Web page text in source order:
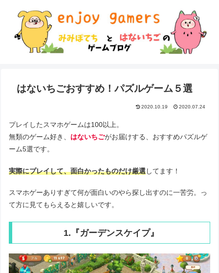
はないちごおすすめ！パズルゲーム５選
2020.10.19 2020.07.24
プレイしたスマホゲームは100以上。
無類のゲーム好き、 はないちごがお届けする、おすすめパズルゲ
ーム5選です。
実際にプレイして、面白かったものだけ厳選してます！
スマホゲーありすぎて何が面白いのやら探し出すのに一苦労。っ
て方に見てもらえると嬉しいです。
1.『ガーデンスケイプ』